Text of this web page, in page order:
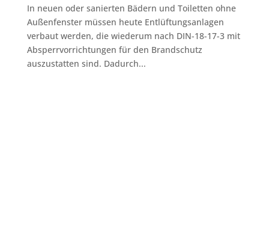
In neuen oder sanierten Bädern und Toiletten ohne
Außenfenster müssen heute Entlüftungsanlagen
verbaut werden, die wiederum nach DIN-18-17-3 mit
Absperrvorrichtungen für den Brandschutz
auszustatten sind. Dadurch...